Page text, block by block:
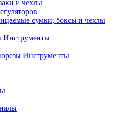
и чехлы
сумки, боксы и чехлы
Инструменты
Инструменты